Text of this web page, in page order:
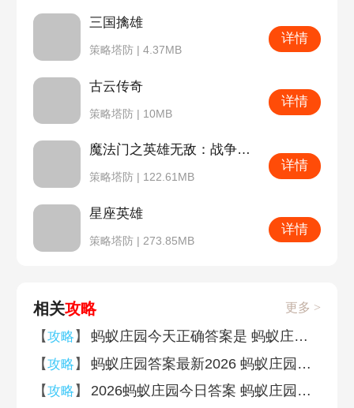
三国擒雄
策略塔防 | 4.37MB
详情
古云传奇
策略塔防 | 10MB
详情
魔法门之英雄无敌：战争纪元
策略塔防 | 122.61MB
详情
星座英雄
策略塔防 | 273.85MB
详情
相关攻略 更多 >
【攻略 】
蚂蚁庄园今天正确答案是 蚂蚁庄园今天正确答案汇总2026
【攻略 】
蚂蚁庄园答案最新2026 蚂蚁庄园答案最新版(今日已更新)
【攻略 】
2026蚂蚁庄园今日答案 蚂蚁庄园今日答案(今日已更新)